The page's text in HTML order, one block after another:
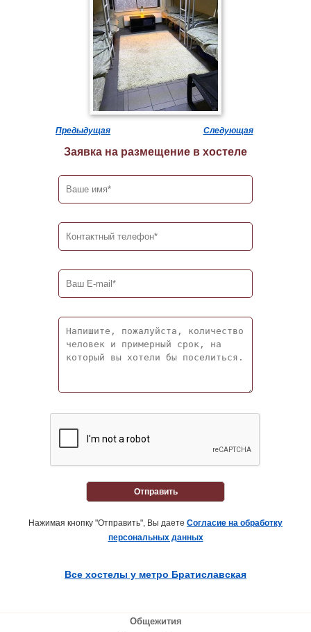
Предыдущая Следующая
Заявка на размещение в хостеле
Отправить
Нажимая кнопку "Отправить", Вы даете Согласие на обработку
персональных данных
Все хостелы у метро Братиславская
Общежития